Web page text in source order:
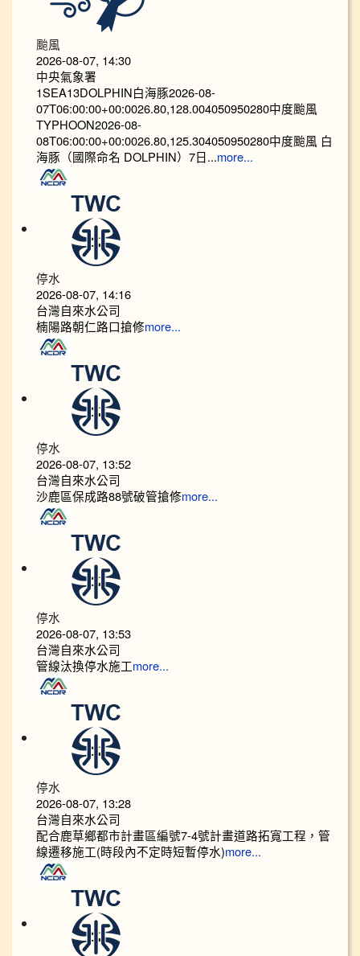
颱風
2026-08-07, 14:30
中央氣象署
1SEA13DOLPHIN白海豚2026-08-
07T06:00:00+00:0026.80,128.004050950280中度颱風
TYPHOON2026-08-
08T06:00:00+00:0026.80,125.304050950280中度颱風 白
海豚（國際命名 DOLPHIN）7日...more...
停水
2026-08-07, 14:16
台灣自來水公司
楠陽路朝仁路口搶修more...
停水
2026-08-07, 13:52
台灣自來水公司
沙鹿區保成路88號破管搶修more...
停水
2026-08-07, 13:53
台灣自來水公司
管線汰換停水施工more...
停水
2026-08-07, 13:28
台灣自來水公司
配合鹿草鄉都市計畫區編號7-4號計畫道路拓寬工程，管
線遷移施工(時段內不定時短暫停水)more...